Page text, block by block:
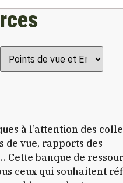
à l’attention des
de vue, rapports des
Cette banque de
ceux qui souhaitent